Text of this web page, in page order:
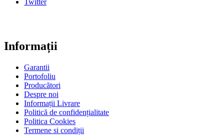
Informații
Garantii
Portofoliu
Producători
Despre noi
Informații Livrare
Politică de confidențialitate
Politica Cookies
Termene si condiții